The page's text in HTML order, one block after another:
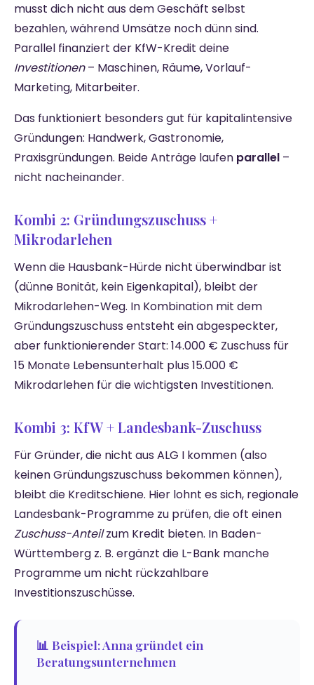
musst dich nicht aus dem Geschäft selbst
bezahlen, während Umsätze noch dünn sind.
Parallel finanziert der KfW-Kredit deine
Investitionen– Maschinen, Räume, Vorlauf-
Marketing, Mitarbeiter.
Das funktioniert besonders gut für kapitalintensive
Gründungen: Handwerk, Gastronomie,
Praxisgründungen. Beide Anträge laufen parallel –
nicht nacheinander.
Kombi 2: Gründungszuschuss +
Mikrodarlehen
Wenn die Hausbank-Hürde nicht überwindbar ist
(dünne Bonität, kein Eigenkapital), bleibt der
Mikrodarlehen-Weg. In Kombination mit dem
Gründungszuschuss entsteht ein abgespeckter,
aber funktionierender Start: 14.000 € Zuschuss für
15 Monate Lebensunterhalt plus 15.000 €
Mikrodarlehen für die wichtigsten Investitionen.
Kombi 3: KfW + Landesbank-Zuschuss
Für Gründer, die nicht aus ALG I kommen (also
keinen Gründungszuschuss bekommen können),
bleibt die Kreditschiene. Hier lohnt es sich, regionale
Landesbank-Programme zu prüfen, die oft einen
Zuschuss-Anteilzum Kredit bieten. In Baden-
Württemberg z. B. ergänzt die L-Bank manche
Programme um nicht rückzahlbare
Investitionszuschüsse.
📊 Beispiel: Anna gründet ein
Beratungsunternehmen